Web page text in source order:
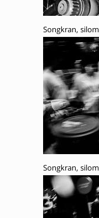
Songkran, silom
Songkran, silom